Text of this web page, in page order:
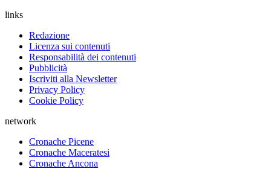
links
Redazione
Licenza sui contenuti
Responsabilità dei contenuti
Pubblicità
Iscriviti alla Newsletter
Privacy Policy
Cookie Policy
network
Cronache Picene
Cronache Maceratesi
Cronache Ancona